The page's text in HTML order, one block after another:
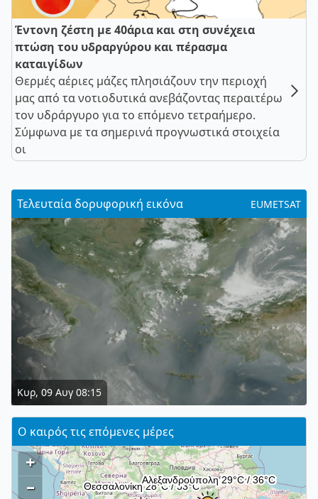
Έντονη ζέστη με 40άρια και στη συνέχεια
πτώση του υδραργύρου και πέρασμα
καταιγίδων
Θερμές αέριες μάζες πλησιάζουν την περιοχή
μας από τα νοτιοδυτικά ανεβάζοντας περαιτέρω
τον υδράργυρο για το επόμενο τετραήμερο.
Σύμφωνα με τα σημερινά προγνωστικά στοιχεία
οι
Τελευταία δορυφορική εικόνα EUMETSAT
Κυρ, 09 Αυγ 08:15
Ο καιρός τις επόμενες μέρες
+
–